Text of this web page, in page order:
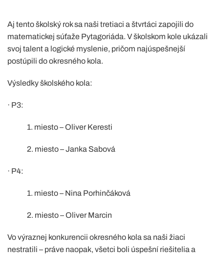
Aj tento školský rok sa naši tretiaci a štvrtáci zapojili do
matematickej súťaže Pytagoriáda. V školskom kole ukázali
svoj talent a logické myslenie, pričom najúspešnejší
postúpili do okresného kola.
Výsledky školského kola:
· P3:
1. miesto – Oliver Keresti
2. miesto – Janka Sabová
· P4:
1. miesto – Nina Porhinčáková
2. miesto – Oliver Marcin
Vo výraznej konkurencii okresného kola sa naši žiaci
nestratili – práve naopak, všetci boli úspešní riešitelia a